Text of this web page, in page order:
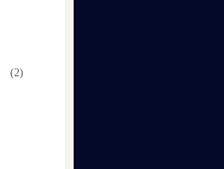
(2)